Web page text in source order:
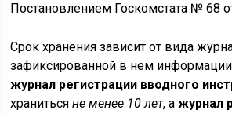
Постановлением Госкомстата № 68
Срок хранения зависит от вида
зафиксированной в нем
журнал регистрации вводного
хранитьсяне менее 10 лет, ажурнал